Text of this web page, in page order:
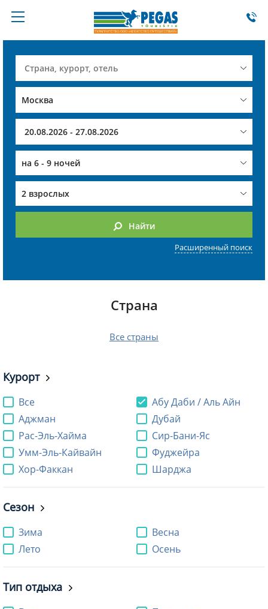
на 6 - 9 ночей
2 взрослых
Найти
Расширенный поиск
Страна
Все страны
Курорт
Все
Абу Даби / Аль Айн
Аджман
Дубай
Рас-Эль-Хайма
Сир-Бани-Яс
Умм-Эль-Кайвайн
Фуджейра
Хор-Факкан
Шарджа
Сезон
Зима
Весна
Лето
Осень
Тип отдыха